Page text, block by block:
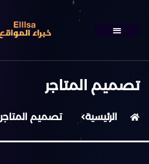
تصميم المتاجر
الرئيسية تصميم المتاجر